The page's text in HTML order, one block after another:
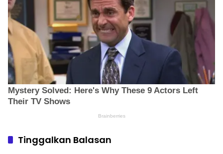
Tinggalkan Balasan